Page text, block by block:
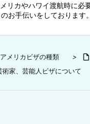
リカやハワイ渡航時に必
お手伝いをしております。
アメリカビザの種類 > 
家、芸能人ビザについて